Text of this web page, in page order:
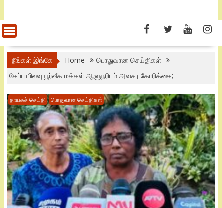
நீங்கள் இங்கே Home
பொதுவான செய்திகள்
கேப்பாபிலவு பூர்வீக மக்கள் ஆளுநரிடம் அவசர கோரிக்கை;
தாயகச் செய்தி பொதுவான செய்திகள்